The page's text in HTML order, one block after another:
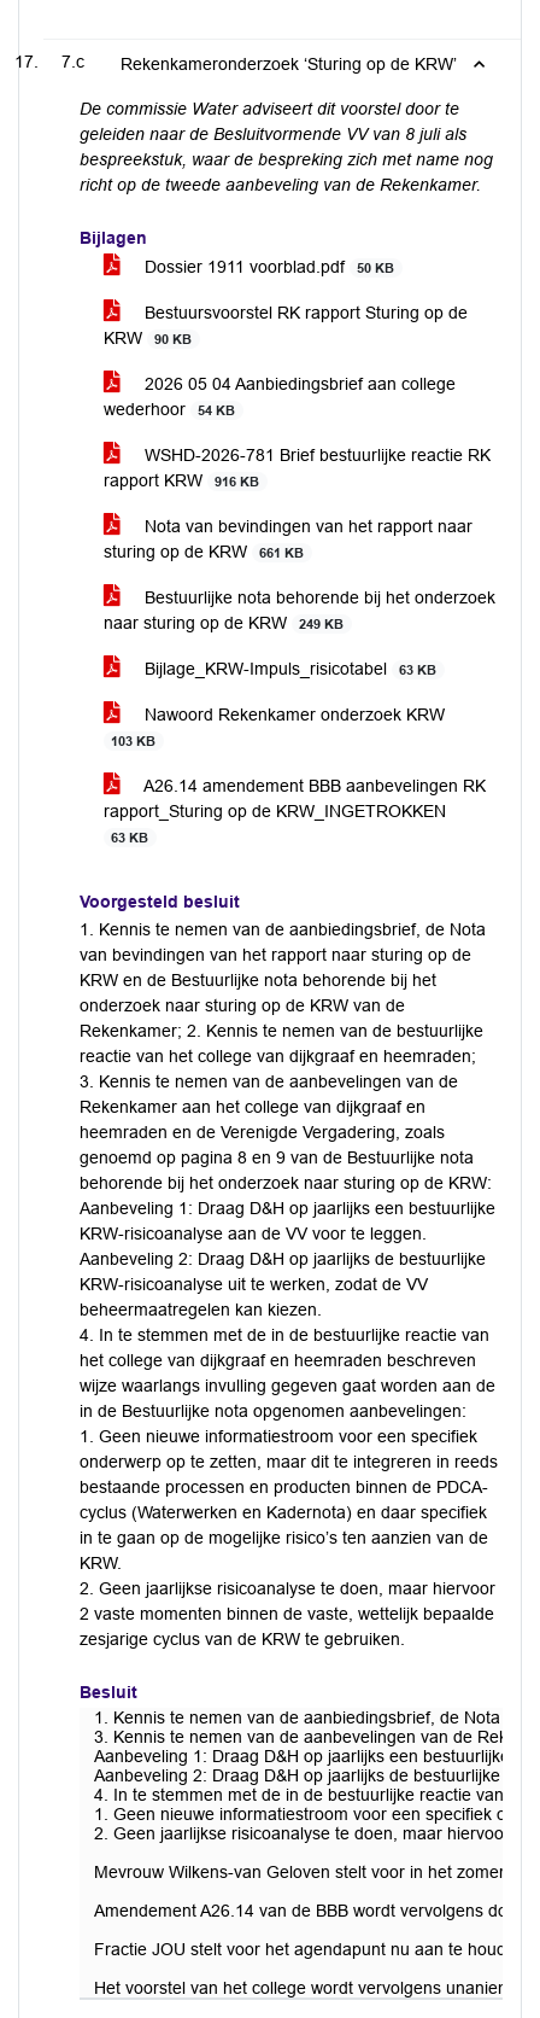
7.c Rekenkameronderzoek ‘Sturing op de KRW’
De commissie Water adviseert dit voorstel door te
geleiden naar de Besluitvormende VV van 8 juli als
bespreekstuk, waar de bespreking zich met name nog
richt op de tweede aanbeveling van de Rekenkamer.
Bijlagen
Dossier 1911 voorblad.pdf
50 KB
Bestuursvoorstel RK rapport Sturing op de
KRW
90 KB
2026 05 04 Aanbiedingsbrief aan college
wederhoor
54 KB
WSHD-2026-781 Brief bestuurlijke reactie RK
rapport KRW
916 KB
Nota van bevindingen van het rapport naar
sturing op de KRW
661 KB
Bestuurlijke nota behorende bij het onderzoek
naar sturing op de KRW
249 KB
Bijlage_KRW-Impuls_risicotabel 63 KB
Nawoord Rekenkamer onderzoek KRW
103 KB
A26.14 amendement BBB aanbevelingen RK
rapport_Sturing op de KRW_INGETROKKEN
63 KB
Voorgesteld besluit
1. Kennis te nemen van de aanbiedingsbrief, de Nota
van bevindingen van het rapport naar sturing op de
KRW en de Bestuurlijke nota behorende bij het
onderzoek naar sturing op de KRW van de
Rekenkamer; 2. Kennis te nemen van de bestuurlijke
reactie van het college van dijkgraaf en heemraden;
3. Kennis te nemen van de aanbevelingen van de
Rekenkamer aan het college van dijkgraaf en
heemraden en de Verenigde Vergadering, zoals
genoemd op pagina 8 en 9 van de Bestuurlijke nota
behorende bij het onderzoek naar sturing op de KRW:
Aanbeveling 1: Draag D&H op jaarlijks een bestuurlijke
KRW-risicoanalyse aan de VV voor te leggen.
Aanbeveling 2: Draag D&H op jaarlijks de bestuurlijke
KRW-risicoanalyse uit te werken, zodat de VV
beheermaatregelen kan kiezen.
4. In te stemmen met de in de bestuurlijke reactie van
het college van dijkgraaf en heemraden beschreven
wijze waarlangs invulling gegeven gaat worden aan de
in de Bestuurlijke nota opgenomen aanbevelingen:
1. Geen nieuwe informatiestroom voor een specifiek
onderwerp op te zetten, maar dit te integreren in reeds
bestaande processen en producten binnen de PDCA-
cyclus (Waterwerken en Kadernota) en daar specifiek
in te gaan op de mogelijke risico’s ten aanzien van de
KRW.
2. Geen jaarlijkse risicoanalyse te doen, maar hiervoor
2 vaste momenten binnen de vaste, wettelijk bepaalde
zesjarige cyclus van de KRW te gebruiken.
Besluit
1. Kennis te nemen van de aanbiedingsbrief, de Nota
3. Kennis te nemen van de aanbevelingen van de
Aanbeveling 1: Draag D&H op jaarlijks een bestuurlijke
Aanbeveling 2: Draag D&H op jaarlijks de bestuurlijke
4. In te stemmen met de in de bestuurlijke reactie van
1. Geen nieuwe informatiestroom voor een specifiek
2. Geen jaarlijkse risicoanalyse te doen, maar hiervoor 2
Mevrouw Wilkens-van Geloven stelt voor in het
Amendement A26.14 van de BBB wordt vervolgens door
Fractie JOU stelt voor het agendapunt nu aan te houden
Het voorstel van het college wordt vervolgens unaniem